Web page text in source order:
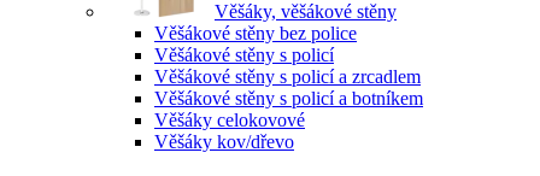
Věšáky, věšákové stěny
Věšákové stěny bez police
Věšákové stěny s policí
Věšákové stěny s policí a zrcadlem
Věšákové stěny s policí a botníkem
Věšáky celokovové
Věšáky kov/dřevo